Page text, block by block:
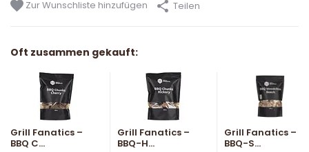
Zur Wunschliste hinzufügen Teilen
Oft zusammen gekauft:
Grill Fanatics –
BBQ C...
Grill Fanatics –
BBQ-H...
Grill Fanatics –
BBQ-S...